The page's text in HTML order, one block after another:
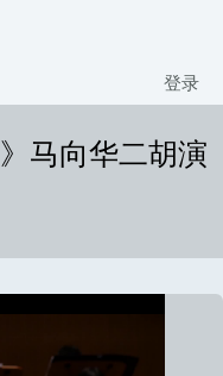
登录
马向华二胡演